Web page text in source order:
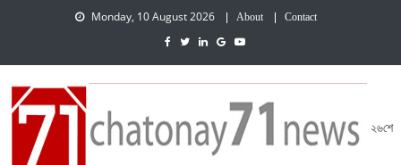
Monday, 10 August 2026 About Contact
২৬শে